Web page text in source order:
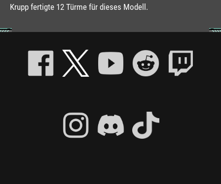
Krupp fertigte 12 Türme für dieses Modell.